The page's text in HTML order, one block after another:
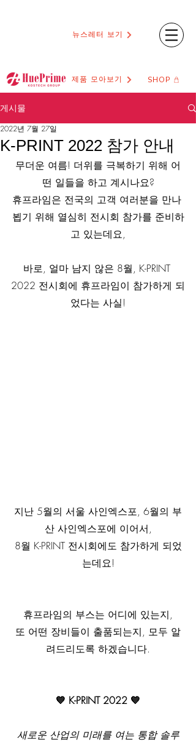
뉴스레터 보기
제품 모아보기 SHOP
게시물
K-PRINT 2022 참가 안내
2022년 7월 27일
무더운 여름! 더위를 극복하기 위해 어
떤 일들을 하고 계시나요?
휴프라임은 전국의 고객 여러분을 만나
뵙기 위해 열심히 전시회 참가를 준비하
고 있는데요,
바로, 얼마 남지 않은 8월, K-PRINT
2022 전시회에 휴프라임이 참가하게 되
었다는 사실!
지난 5월의 서울 사인엑스포, 6월의 부
산 사인엑스포에 이어서,
8월 K-PRINT 전시회에도 참가하게 되었
는데요!
휴프라임의 부스는 어디에 있는지,
또 어떤 장비들이 출품되는지, 모두 알
려드리도록 하겠습니다.
💙 K-PRINT 2022 💙
새로운 산업의 미래를 여는 통합 솔루